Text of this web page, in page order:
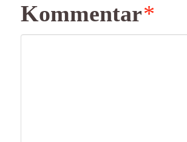
Kommentar*